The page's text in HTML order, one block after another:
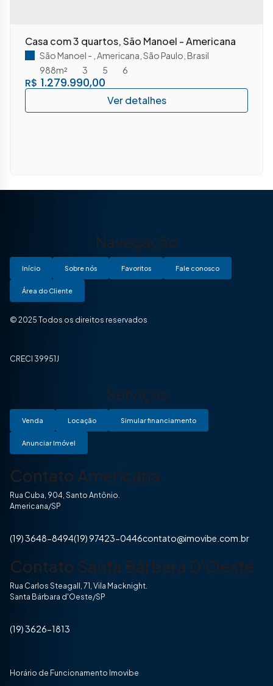
Casa com 3 quartos, São Manoel - Americana
R$ 1.279.990,00
São Manoel Americana São Paulo Brasil
3
5
988m² 6
Navegação
Início Sobre nós Favoritos Fale conosco
Área do Cliente
© 2025 Todos os direitos reservados
CRECI 39951J
Serviços
Venda Locação Simular financiamento
Anunciar Imóvel
Contato Americana
Rua Cuba, 904, Santo Antônio.
Americana/SP
(19) 3648-8494(19) 97423-0446contato@imovibe.com.br
Contato Santa Bárbara D'Oeste
Rua Carlos Steagall, 71, Vila Macknight.
Santa Bárbara d'Oeste/SP
(19) 3626-1813
Horário de Funcionamento Imovibe